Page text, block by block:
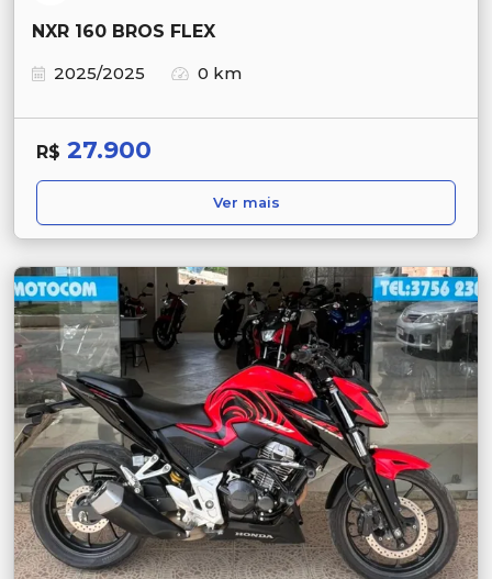
NXR 160 BROS FLEX
2025/2025
0 km
R$ 27.900
Ver mais